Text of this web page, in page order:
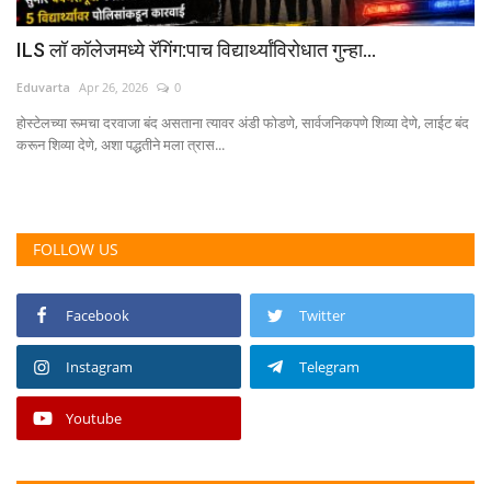
ILS लॉ कॉलेजमध्ये रॅगिंग:पाच विद्यार्थ्यांविरोधात गुन्हा...
Eduvarta Apr 26, 2026 0
होस्टेलच्या रूमचा दरवाजा बंद असताना त्यावर अंडी फोडणे, सार्वजनिकपणे शिव्या देणे, लाईट बंद
करून शिव्या देणे, अशा पद्धतीने मला त्रास...
FOLLOW US
Facebook Twitter
Instagram Telegram
Youtube